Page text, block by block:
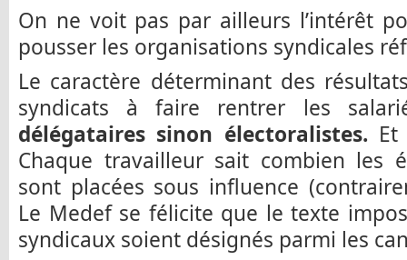
On ne voit pas par ailleurs l’intérêt
pousser les organisations syndicales
Le caractère déterminant des
syndicats à faire rentrer les
délégataires sinon électoralistes.
Chaque travailleur sait combien les
sont placées sous influence
Le Medef se félicite que le texte
syndicaux soient désignés parmi les